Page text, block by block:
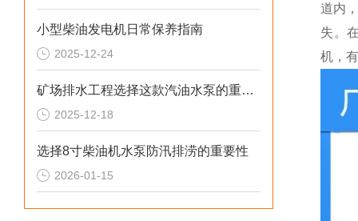
小型柴油发电机日常保养指南
2025-12-24
矿场排水工程选择这款汽油水泵的重要性
2025-12-18
选择8寸柴油机水泵防汛排涝的重要性
2026-01-15
道内
失。
机，